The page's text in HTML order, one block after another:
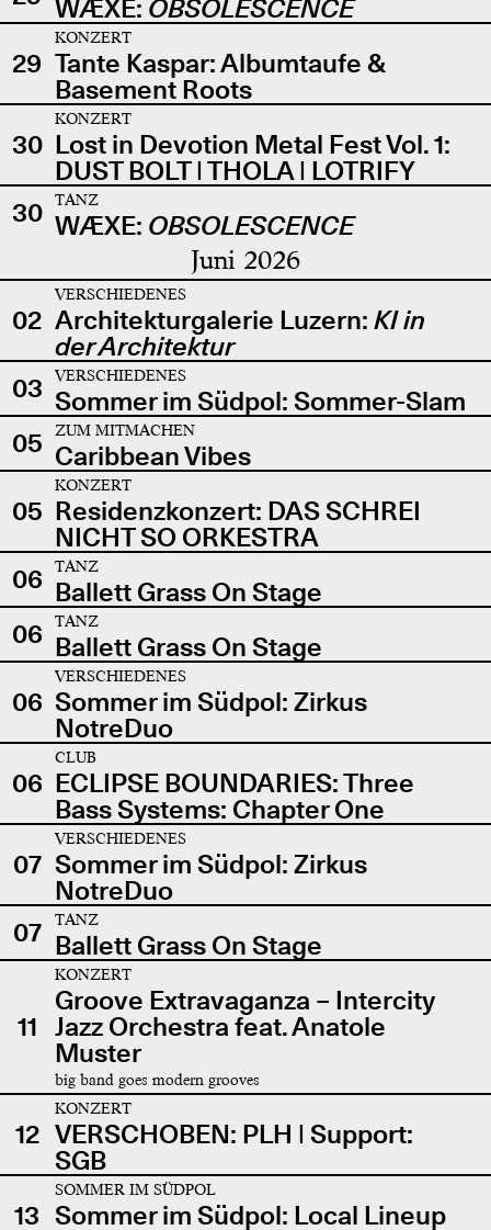
WÆXE: OBSOLESCENCE
29
KONZERT
Tante Kaspar: Albumtaufe &
Basement Roots
30
KONZERT
Lost in Devotion Metal Fest Vol. 1:
DUST BOLT | THOLA | LOTRIFY
30
TANZ
WÆXE: OBSOLESCENCE
Juni 2026
02
VERSCHIEDENES
Architekturgalerie Luzern: KI in
der Architektur
03
VERSCHIEDENES
Sommer im Südpol: Sommer-Slam
05
ZUM MITMACHEN
Caribbean Vibes
05
KONZERT
Residenzkonzert: DAS SCHREI
NICHT SO ORKESTRA
06
TANZ
Ballett Grass On Stage
06
TANZ
Ballett Grass On Stage
06
VERSCHIEDENES
Sommer im Südpol: Zirkus
NotreDuo
06
CLUB
ECLIPSE BOUNDARIES: Three
Bass Systems: Chapter One
07
VERSCHIEDENES
Sommer im Südpol: Zirkus
NotreDuo
07
TANZ
Ballett Grass On Stage
11
KONZERT
Groove Extravaganza – Intercity
Jazz Orchestra feat. Anatole
Muster
big band goes modern grooves
12
KONZERT
VERSCHOBEN: PLH | Support:
SGB
13
SOMMER IM SÜDPOL
Sommer im Südpol: Local Lineup